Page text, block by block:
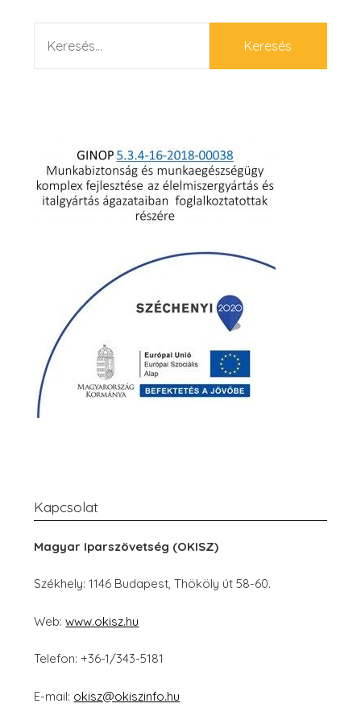
Kapcsolat
Magyar Iparszövetség (OKISZ)
Székhely: 1146 Budapest, Thököly út 58-60.
Web:www.okisz.hu
Telefon: +36-1/343-5181
E-mail: okisz@okiszinfo.hu